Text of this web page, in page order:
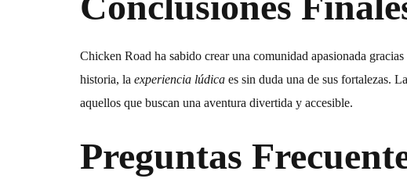
Chicken Road ha sabido crear una comunidad apasionada
historia, la experiencia lúdica es sin duda una de sus fortalezas.
aquellos que buscan una aventura divertida y accesible.
Preguntas